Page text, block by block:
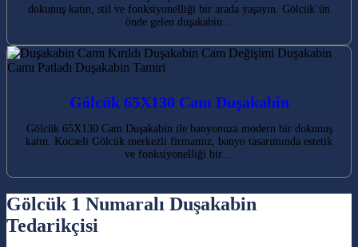
dokunuş katın, stil ve fonksiyonelliği bir arada yaşayın. Gölcük’ün
önde gelen duşakabin…
Gölcük 65X130 Cam Duşakabin
Gölcük 65X130 Cam Duşakabin ile banyonuza modern bir dokunuş
katın. Kocaeli Gölcük merkezli firmamız, banyo tasarımında estetik
ve fonksiyonelliği bir…
Gölcük 1 Numaralı Duşakabin
Tedarikçisi